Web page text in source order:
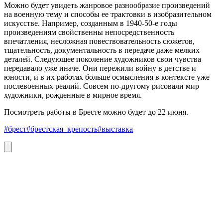
Можно будет увидеть жанровое разнообразие произведений
на военную тему и способы ее трактовки в изобразительном
искусстве. Например, созданным в 1940-50-е годы
произведениям свойственны непосредственность
впечатления, несложная повествовательность сюжетов,
тщательность, документальность в передаче даже мелких
деталей. Следующее поколение художников свои чувства
передавало уже иначе. Они пережили войну в детстве и
юности, и в их работах больше осмысления в контексте уже
послевоенных реалий. Совсем по-другому рисовали мир
художники, рожденные в мирное время.
Посмотреть работы в Бресте можно будет до 22 июня.
#брест#брестская_крепость#выставка